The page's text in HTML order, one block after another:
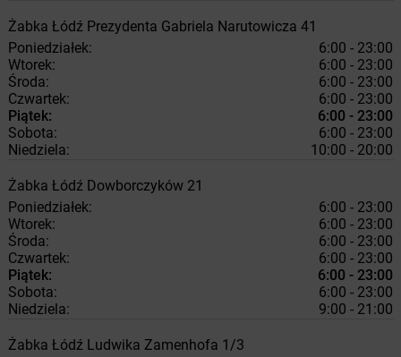
Żabka Łódź Prezydenta Gabriela Narutowicza 41
Poniedziałek:
6:00 - 23:00
Wtorek:
6:00 - 23:00
Środa:
6:00 - 23:00
Czwartek:
6:00 - 23:00
Piątek:
6:00 - 23:00
Sobota:
6:00 - 23:00
Niedziela:
10:00 - 20:00
Żabka Łódź Dowborczyków 21
Poniedziałek:
6:00 - 23:00
Wtorek:
6:00 - 23:00
Środa:
6:00 - 23:00
Czwartek:
6:00 - 23:00
Piątek:
6:00 - 23:00
Sobota:
6:00 - 23:00
Niedziela:
9:00 - 21:00
Żabka Łódź Ludwika Zamenhofa 1/3